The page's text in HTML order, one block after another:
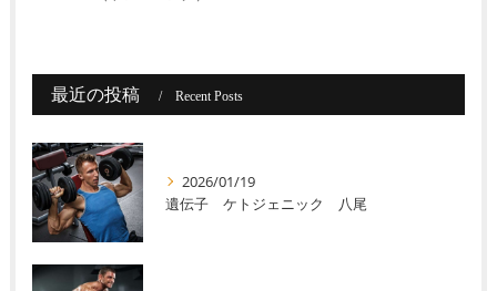
最近の投稿 Recent Posts
2026/01/19
遺伝子 ケトジェニック 八尾